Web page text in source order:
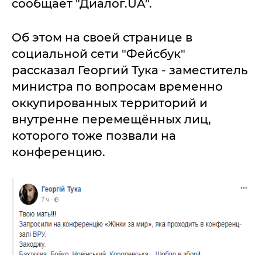
сообщает "Диалог.UA".
Об этом на своей странице в
социальной сети "Фейсбук"
рассказал Георгий Тука - заместитель
министра по вопросам временно
оккупированных территорий и
внутренне перемещённых лиц,
которого тоже позвали на
конференцию.